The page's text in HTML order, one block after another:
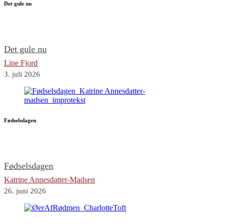
Det gule nu
Det gule nu
Line Fjord
3. juli 2026
Fødselsdagen
Fødselsdagen
Katrine Annesdatter-Madsen
26. juni 2026